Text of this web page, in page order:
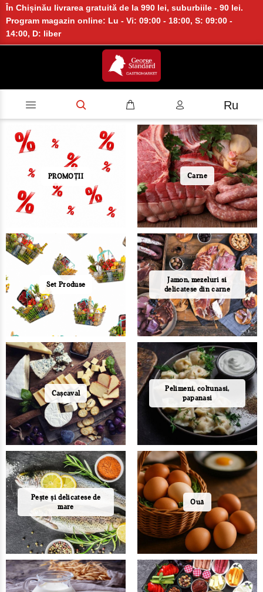
În Chișinău livrarea gratuită de la 990 lei, suburbiile - 90 lei.
Program magazin online: Lu - Vi: 09:00 - 18:00, S: 09:00 -
14:00, D: liber
Ru
PROMOȚII Carne
Set Produse
Jamon, mezeluri si
delicatese din carne
Cașcaval
Pelimeni, coltunasi,
papanasi
Pește și delicatese de
mare
Ouă